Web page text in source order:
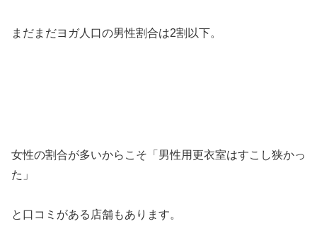
まだまだヨガ人口の男性割合は2割以下。
女性の割合が多いからこそ「男性用更衣室はすこし狭かっ
た」
と口コミがある店舗もあります。